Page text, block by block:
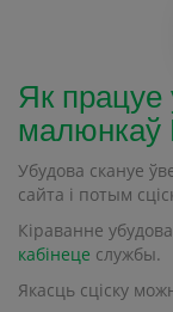
Як працуе
малюнкаў
Убудова скануе
сайта і потым
Кіраванне
кабінеце службы.
Якасць сціску